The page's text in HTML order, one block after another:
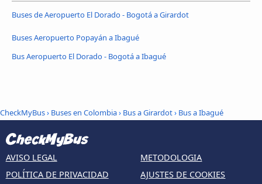
Buses de Aeropuerto El Dorado - Bogotá a Girardot
Buses Aeropuerto Popayán a Ibagué
Bus Aeropuerto El Dorado - Bogotá a Ibagué
CheckMyBus› Buses en Colombia› Bus a Girardot› Bus a Ibagué
AVISO LEGAL
POLÍTICA DE PRIVACIDAD
METODOLOGIA
AJUSTES DE COOKIES